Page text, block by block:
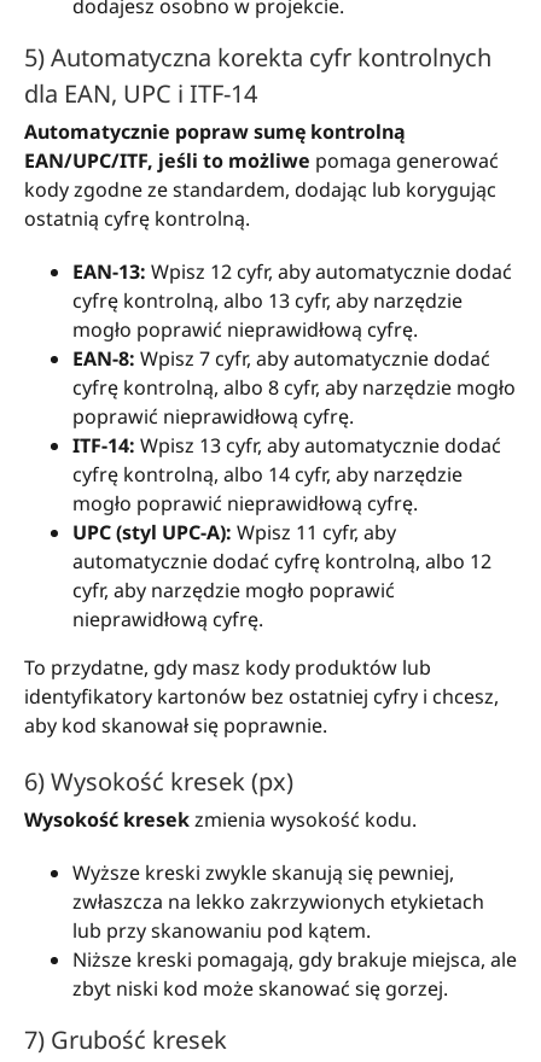
dodajesz osobno w projekcie.
5) Automatyczna korekta cyfr kontrolnych
dla EAN, UPC i ITF-14
Automatycznie popraw sumę kontrolną
EAN/UPC/ITF, jeśli to możliwe pomaga generować
kody zgodne ze standardem, dodając lub korygując
ostatnią cyfrę kontrolną.
EAN-13: Wpisz 12 cyfr, aby automatycznie dodać
cyfrę kontrolną, albo 13 cyfr, aby narzędzie
mogło poprawić nieprawidłową cyfrę.
EAN-8: Wpisz 7 cyfr, aby automatycznie dodać
cyfrę kontrolną, albo 8 cyfr, aby narzędzie mogło
poprawić nieprawidłową cyfrę.
ITF-14: Wpisz 13 cyfr, aby automatycznie dodać
cyfrę kontrolną, albo 14 cyfr, aby narzędzie
mogło poprawić nieprawidłową cyfrę.
UPC (styl UPC-A): Wpisz 11 cyfr, aby
automatycznie dodać cyfrę kontrolną, albo 12
cyfr, aby narzędzie mogło poprawić
nieprawidłową cyfrę.
To przydatne, gdy masz kody produktów lub
identyfikatory kartonów bez ostatniej cyfry i chcesz,
aby kod skanował się poprawnie.
6) Wysokość kresek (px)
Wysokość kresekzmienia wysokość kodu.
Wyższe kreski zwykle skanują się pewniej,
zwłaszcza na lekko zakrzywionych etykietach
lub przy skanowaniu pod kątem.
Niższe kreski pomagają, gdy brakuje miejsca, ale
zbyt niski kod może skanować się gorzej.
7) Grubość kresek